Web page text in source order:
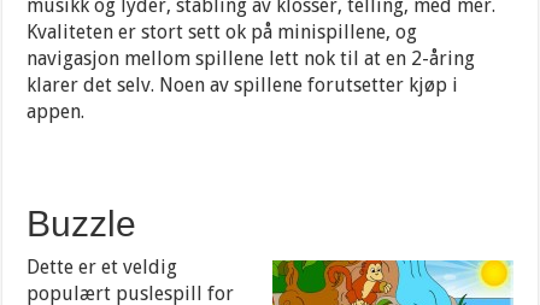
musikk og lyder, stabling av klosser, telling, med mer.
Kvaliteten er stort sett ok på minispillene, og
navigasjon mellom spillene lett nok til at en 2-åring
klarer det selv. Noen av spillene forutsetter kjøp i
appen.
Buzzle
Dette er et veldig
populært puslespill for